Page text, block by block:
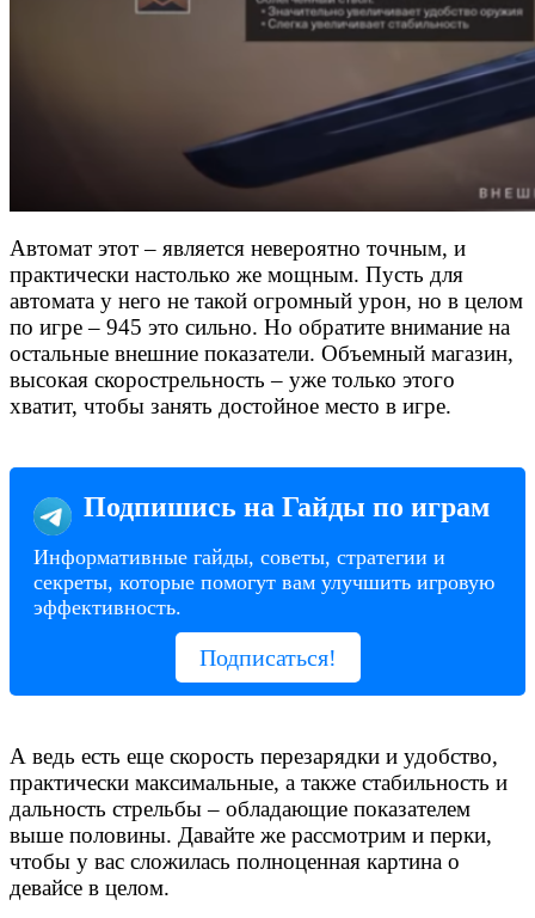
Автомат этот – является невероятно точным, и
практически настолько же мощным. Пусть для
автомата у него не такой огромный урон, но в целом
по игре – 945 это сильно. Но обратите внимание на
остальные внешние показатели. Объемный магазин,
высокая скорострельность – уже только этого
хватит, чтобы занять достойное место в игре.
Подпишись на Гайды по играм
Информативные гайды, советы, стратегии и
секреты, которые помогут вам улучшить игровую
эффективность.
Подписаться!
А ведь есть еще скорость перезарядки и удобство,
практически максимальные, а также стабильность и
дальность стрельбы – обладающие показателем
выше половины. Давайте же рассмотрим и перки,
чтобы у вас сложилась полноценная картина о
девайсе в целом.